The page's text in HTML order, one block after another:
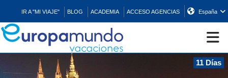
IR A "MI VIAJE" BLOG ACADEMIA ACCESO AGENCIAS España
11 Días